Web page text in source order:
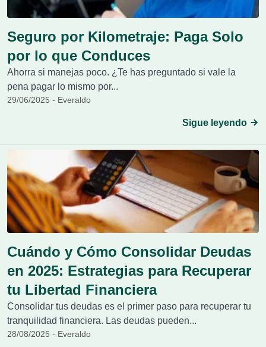
Seguro por Kilometraje: Paga Solo
por lo que Conduces
Ahorra si manejas poco. ¿Te has preguntado si vale la
pena pagar lo mismo por...
29/06/2025 - Everaldo
Sigue leyendo
Cuándo y Cómo Consolidar Deudas
en 2025: Estrategias para Recuperar
tu Libertad Financiera
Consolidar tus deudas es el primer paso para recuperar tu
tranquilidad financiera. Las deudas pueden...
28/08/2025 - Everaldo